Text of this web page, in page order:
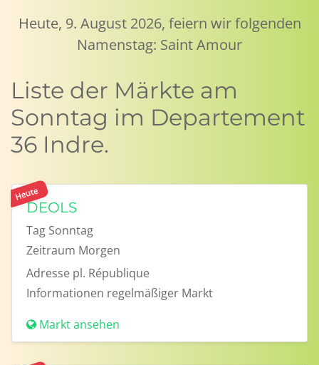
Heute, 9. August 2026, feiern wir folgenden
Namenstag: Saint Amour
Liste der Märkte am
Sonntag im Departement
36 Indre.
Heute
DEOLS
Tag Sonntag
Zeitraum Morgen
Adresse pl. République
Informationen regelmäßiger Markt
Markt ansehen